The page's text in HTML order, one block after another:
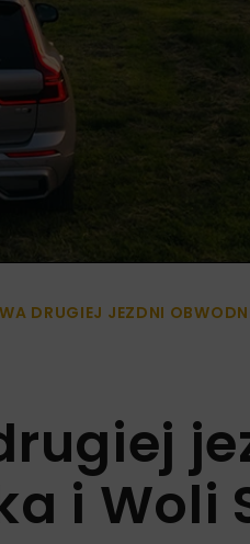
DRUGIEJ JEZDNI
i Woli